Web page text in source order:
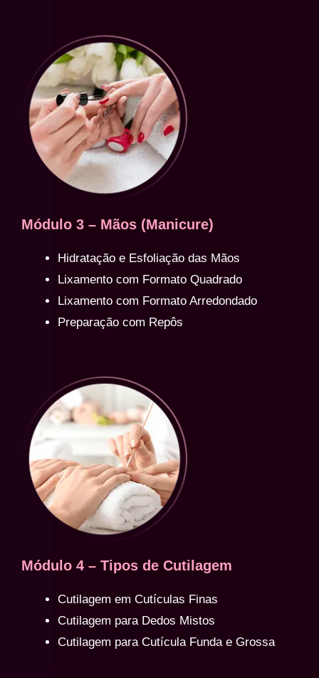
Módulo 3 – Mãos (Manicure)
Hidratação e Esfoliação das Mãos
Lixamento com Formato Quadrado
Lixamento com Formato Arredondado
Preparação com Repôs
Módulo 4 – Tipos de Cutilagem
Cutilagem em Cutículas Finas
Cutilagem para Dedos Mistos
Cutilagem para Cutícula Funda e Grossa